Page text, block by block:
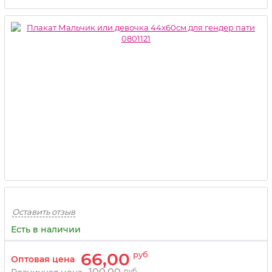
Оставить отзыв
Есть в наличии
Оптовая цена 66,00 руб